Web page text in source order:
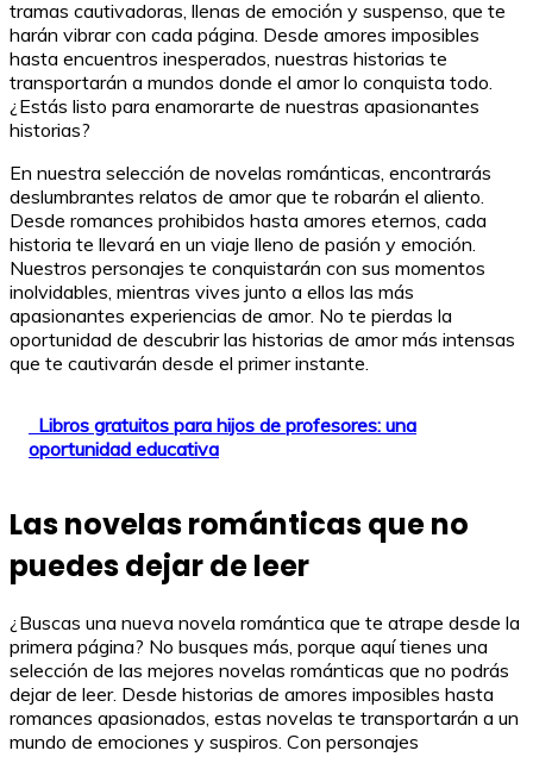
tramas cautivadoras, llenas de emoción y suspenso, que te
harán vibrar con cada página. Desde amores imposibles
hasta encuentros inesperados, nuestras historias te
transportarán a mundos donde el amor lo conquista todo.
¿Estás listo para enamorarte de nuestras apasionantes
historias?
En nuestra selección de novelas románticas, encontrarás
deslumbrantes relatos de amor que te robarán el aliento.
Desde romances prohibidos hasta amores eternos, cada
historia te llevará en un viaje lleno de pasión y emoción.
Nuestros personajes te conquistarán con sus momentos
inolvidables, mientras vives junto a ellos las más
apasionantes experiencias de amor. No te pierdas la
oportunidad de descubrir las historias de amor más intensas
que te cautivarán desde el primer instante.
Libros gratuitos para hijos de profesores: una
oportunidad educativa
Las novelas románticas que no
puedes dejar de leer
¿Buscas una nueva novela romántica que te atrape desde la
primera página? No busques más, porque aquí tienes una
selección de las mejores novelas románticas que no podrás
dejar de leer. Desde historias de amores imposibles hasta
romances apasionados, estas novelas te transportarán a un
mundo de emociones y suspiros. Con personajes